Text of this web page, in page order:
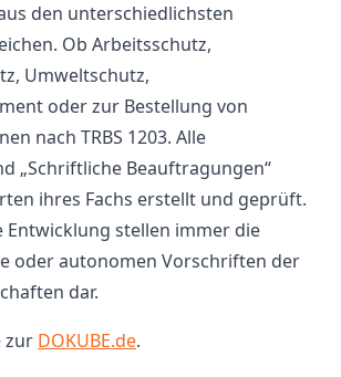
den unterschiedlichsten
Ob Arbeitsschutz,
Umweltschutz,
oder zur Bestellung von
nach TRBS 1203. Alle
„Schriftliche Beauftragungen“
ihres Fachs erstellt und geprüft.
Entwicklung stellen immer die
oder autonomen Vorschriften der
dar.
zur DOKUBE.de.